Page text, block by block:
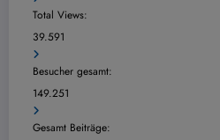
Total Views:
39.591
Besucher gesamt:
149.251
Gesamt Beiträge: